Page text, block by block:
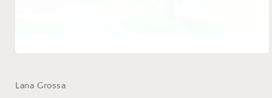
Modal
Lana Grossa